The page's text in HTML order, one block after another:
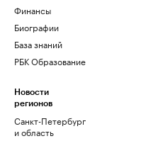
Финансы
Биографии
База знаний
РБК Образование
Новости
регионов
Санкт-Петербург
и область